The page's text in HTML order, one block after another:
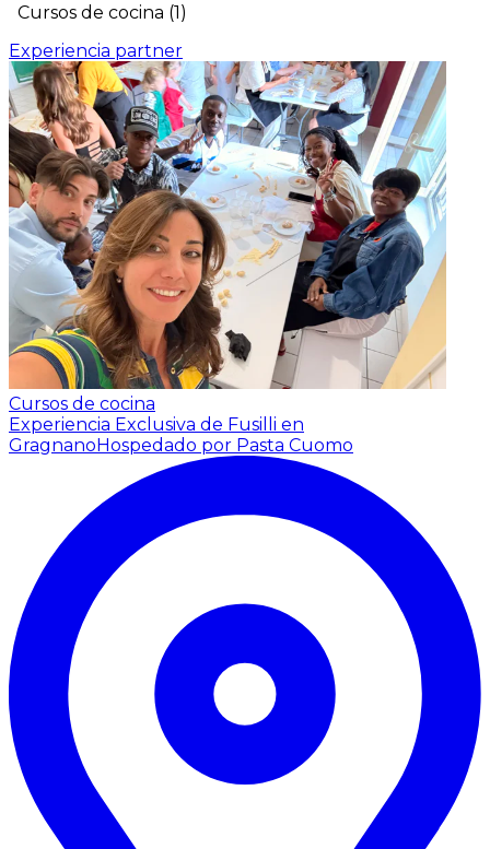
Cursos de cocina (1)
Experiencia partner
Cursos de cocina
Experiencia Exclusiva de Fusilli en
GragnanoHospedado por Pasta Cuomo